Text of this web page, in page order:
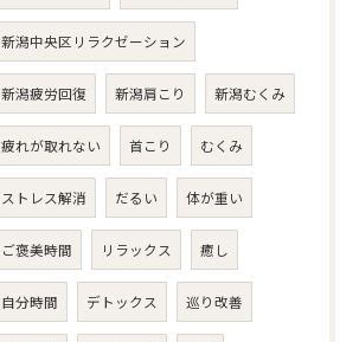
新潟中央区リラクゼーション
新潟疲労回復 新潟肩こり 新潟むくみ
疲れが取れない 首こり むくみ
ストレス解消 だるい 体が重い
ご褒美時間 リラックス 癒し
自分時間 デトックス 巡り改善